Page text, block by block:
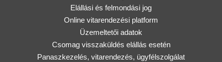
Elállási és felmondási jog
Online vitarendezési platform
Üzemeltetői adatok
Csomag visszaküldés elállás esetén
Panaszkezelés, vitarendezés, ügyfélszolgálat